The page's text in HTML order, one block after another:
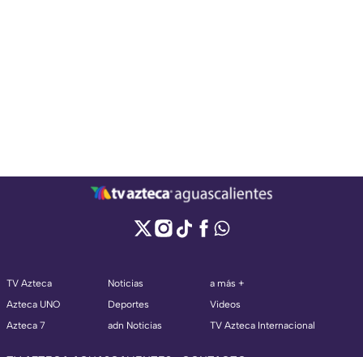
TV Azteca
Azteca UNO
Azteca 7
Noticias
Deportes
adn Noticias
a más +
Videos
TV Azteca Internacional